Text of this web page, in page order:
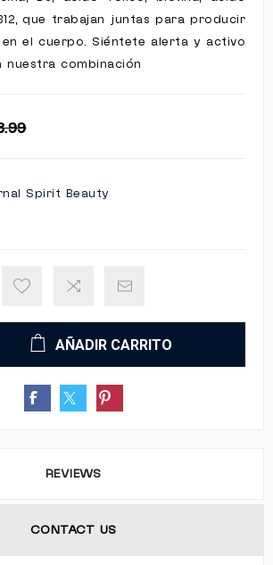
que trabajan juntas para producir
el cuerpo. Siéntete alerta y activo
combinación
Spirit Beauty
AÑADIR CARRITO
REVIEWS
CONTACT US